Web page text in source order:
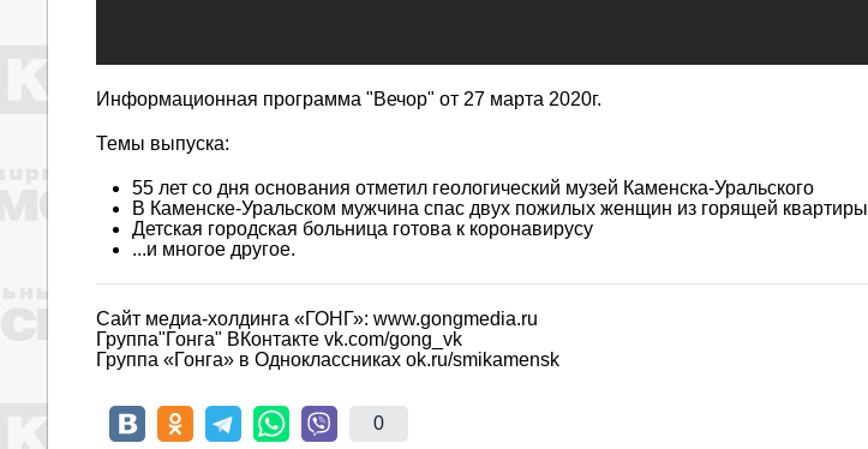
Информационная программа "Вечор" от 27 марта 2020г.
Темы выпуска:
55 лет со дня основания отметил геологический музей Каменска-Уральского
В Каменске-Уральском мужчина спас двух пожилых женщин из горящей квартиры
Детская городская больница готова к коронавирусу
...и многое другое.
Сайт медиа-холдинга «ГОНГ»: www.gongmedia.ru
Группа"Гонга" ВКонтакте vk.com/gong_vk
Группа «Гонга» в Одноклассниках ok.ru/smikamensk
0